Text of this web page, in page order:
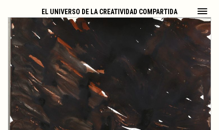
EL UNIVERSO DE LA CREATIVIDAD COMPARTIDA